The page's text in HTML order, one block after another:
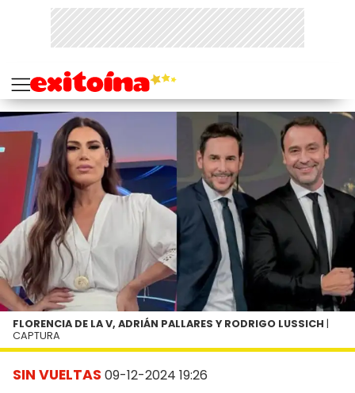
SIN VUELTAS 09-12-2024 19:26
FLORENCIA DE LA V, ADRIÁN PALLARES Y RODRIGO LUSSICH |
CAPTURA